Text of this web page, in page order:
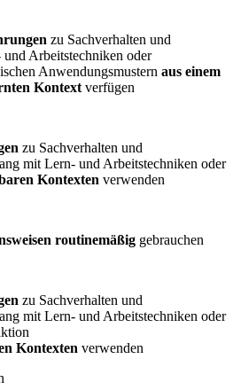
zu Sachverhalten und
Arbeitstechniken oder
Anwendungsmustern aus einem
Kontext verfügen
zu Sachverhalten und
mit Lern- und Arbeitstechniken oder
Kontexten verwenden
routinemäßig gebrauchen
zu Sachverhalten und
mit Lern- und Arbeitstechniken oder
Kontexten verwenden